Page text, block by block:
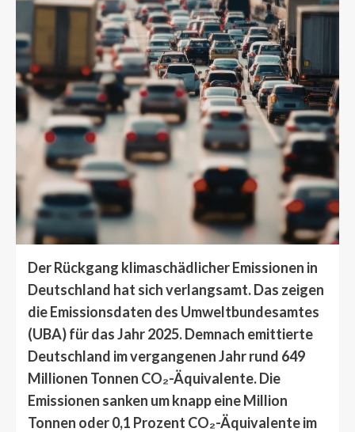
Der Rückgang klimaschädlicher Emissionen in
Deutschland hat sich verlangsamt. Das zeigen
die Emissionsdaten des Umweltbundesamtes
(UBA) für das Jahr 2025. Demnach emittierte
Deutschland im vergangenen Jahr rund 649
Millionen Tonnen CO₂-Äquivalente. Die
Emissionen sanken um knapp eine Million
Tonnen oder 0,1 Prozent CO₂-Äquivalente im